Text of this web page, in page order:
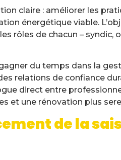
claire : améliorer les
énergétique viable.
rôles de chacun – syndic,
du temps dans la
relations de confiance
direct entre
et une rénovation plus
de la